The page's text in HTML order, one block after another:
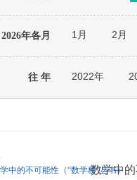
2026年各月 1月 2月
往 年 2022年
数学中